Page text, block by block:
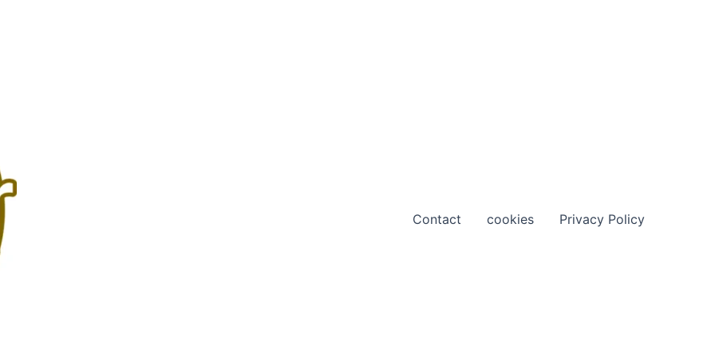
Contact cookies Privacy Policy